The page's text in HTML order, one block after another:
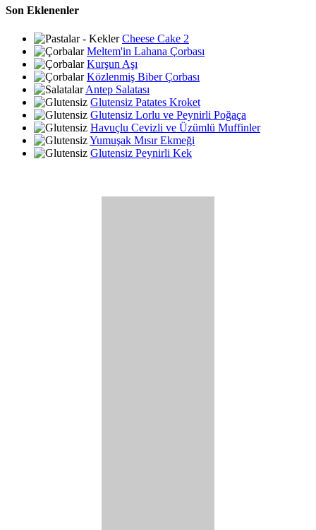
Son Eklenenler
Cheese Cake 2
Meltem'in Lahana Çorbası
Kurşun Aşı
Közlenmiş Biber Çorbası
Antep Salatası
Glutensiz Patates Kroket
Glutensiz Lorlu ve Peynirli Poğaça
Havuçlu Cevizli ve Üzümlü Muffinler
Yumuşak Mısır Ekmeği
Glutensiz Peynirli Kek